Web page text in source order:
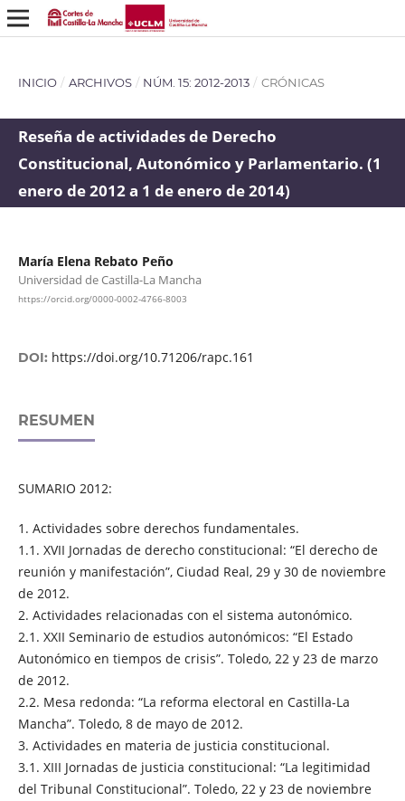
INICIO / ARCHIVOS / NÚM. 15: 2012-2013 / CRÓNICAS
Reseña de actividades de Derecho
Constitucional, Autonómico y Parlamentario. (1
enero de 2012 a 1 de enero de 2014)
María Elena Rebato Peño
Universidad de Castilla-La Mancha
https://orcid.org/0000-0002-4766-8003
DOI: https://doi.org/10.71206/rapc.161
RESUMEN
SUMARIO 2012:
1. Actividades sobre derechos fundamentales.
1.1. XVII Jornadas de derecho constitucional: “El derecho de
reunión y manifestación”, Ciudad Real, 29 y 30 de noviembre
de 2012.
2. Actividades relacionadas con el sistema autonómico.
2.1. XXII Seminario de estudios autonómicos: “El Estado
Autonómico en tiempos de crisis”. Toledo, 22 y 23 de marzo
de 2012.
2.2. Mesa redonda: “La reforma electoral en Castilla-La
Mancha”. Toledo, 8 de mayo de 2012.
3. Actividades en materia de justicia constitucional.
3.1. XIII Jornadas de justicia constitucional: “La legitimidad
del Tribunal Constitucional”. Toledo, 22 y 23 de noviembre